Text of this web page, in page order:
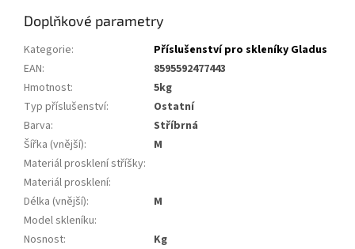
Doplňkové parametry
Kategorie:
Příslušenství pro skleníky Gladus
EAN:
8595592477443
Hmotnost:
5kg
Typ příslušenství:
ostatní
Barva:
stříbrná
Šířka (vnější):
m
Materiál prosklení stříšky:
Materiál prosklení:
Délka (vnější):
m
Model skleníku:
Nosnost:
kg